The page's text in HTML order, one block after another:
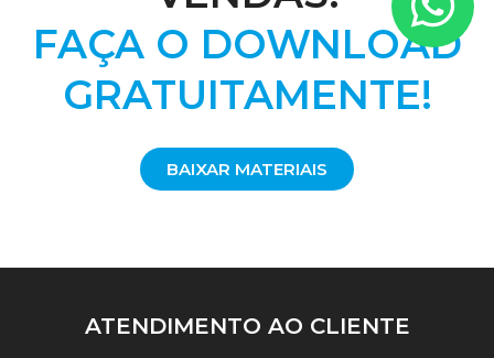
FAÇA O DOWNLOAD
GRATUITAMENTE!
BAIXAR MATERIAIS
ATENDIMENTO AO CLIENTE